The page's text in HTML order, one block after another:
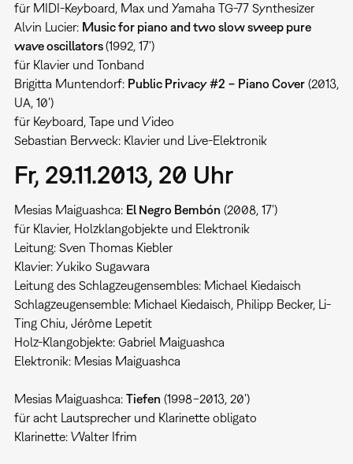
für MIDI-Keyboard, Max und Yamaha TG-77 Synthesizer
Alvin Lucier: Music for piano and two slow sweep pure
wave oscillators(1992, 17')
für Klavier und Tonband
Brigitta Muntendorf: Public Privacy #2 − Piano Cover(2013,
UA, 10')
für Keyboard, Tape und Video
Sebastian Berweck: Klavier und Live-Elektronik
Fr, 29.11.2013, 20 Uhr
Mesias Maiguashca: El Negro Bembón (2008, 17')
für Klavier, Holzklangobjekte und Elektronik
Leitung: Sven Thomas Kiebler
Klavier: Yukiko Sugawara
Leitung des Schlagzeugensembles: Michael Kiedaisch
Schlagzeugensemble: Michael Kiedaisch, Philipp Becker, Li-
Ting Chiu, Jérôme Lepetit
Holz-Klangobjekte: Gabriel Maiguashca
Elektronik: Mesias Maiguashca
Mesias Maiguashca: Tiefen (1998−2013, 20')
für acht Lautsprecher und Klarinette obligato
Klarinette: Walter Ifrim